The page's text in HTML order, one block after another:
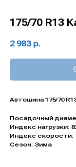
175/70 R13
2 983 р.
Автошина 175/70
Посадочный
Индекс нагрузки:
Индекс скорости:
Сезон: Зима